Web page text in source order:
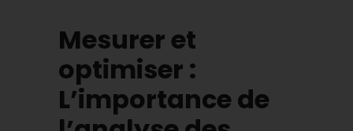
Mesurer et
optimiser :
L’importance de